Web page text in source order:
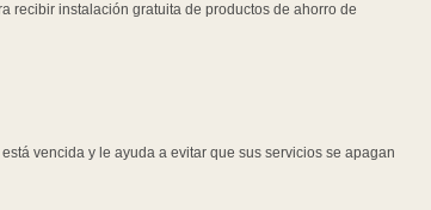
recibir instalación gratuita de productos de ahorro de
vencida y le ayuda a evitar que sus servicios se apagan